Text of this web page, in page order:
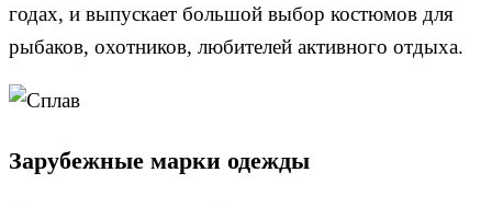
годах, и выпускает большой выбор костюмов для
рыбаков, охотников, любителей активного отдыха.
Зарубежные марки одежды